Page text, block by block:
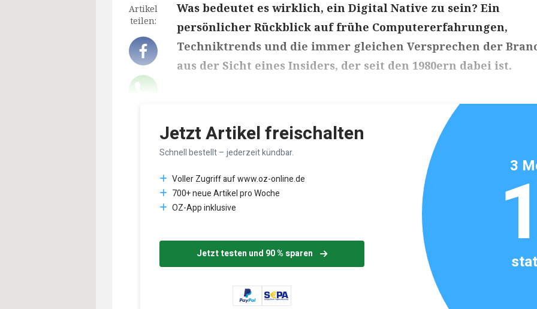
Artikel
teilen:
Was bedeutet es wirklich, ein Digital Native zu sein? Ein
persönlicher Rückblick auf frühe Computererfahrungen,
Techniktrends und die immer gleichen Versprechen der
aus der Sicht eines Insiders, der seit den 1980ern dabei ist.
Jetzt Artikel freischalten
Schnell bestellt – jederzeit kündbar.
Voller Zugriff auf www.oz-online.de
700+ neue Artikel pro Woche
OZ-App inklusive
Jetzt testen und 90 % sparen
3